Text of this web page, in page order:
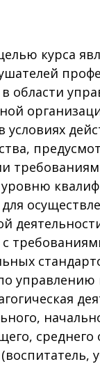
курса
области
условиях
с
управлению
среднего